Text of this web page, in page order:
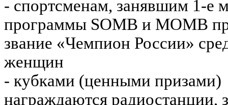
- спортсменам, занявшим 1-е
программы SOМB и MOМВ
звание «Чемпион России»
женщин
- кубками (ценными призами)
награждаются радиостанции,